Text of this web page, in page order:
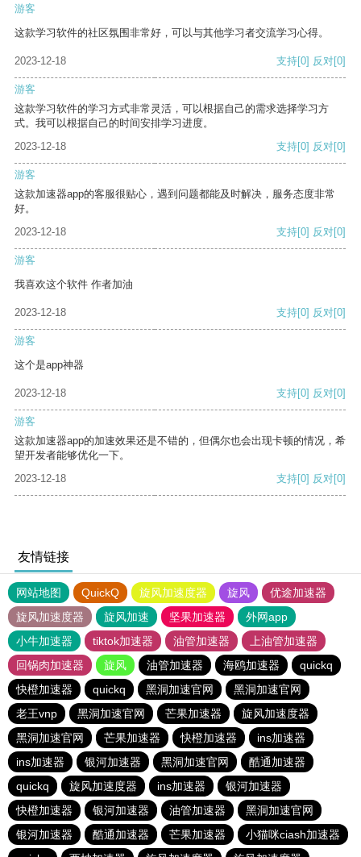
游客
这款学习软件的社区氛围非常好，可以与其他学习者交流学习心得。
2023-12-18 支持[0] 反对[0]
游客
这款学习软件的学习方式非常灵活，可以根据自己的需求选择学习方
式。我可以根据自己的时间安排学习进度。
2023-12-18
支持[0] 反对[0]
游客
这款加速器app的客服很贴心，遇到问题都能及时解决，服务态度非常
好。
2023-12-18
支持[0] 反对[0]
游客
我喜欢这个软件 作者加油
2023-12-18 支持[0] 反对[0]
游客
这个是app神器
2023-12-18 支持[0] 反对[0]
游客
这款加速器app的加速效果还是不错的，但偶尔也会出现卡顿的情况，希
望开发者能够优化一下。
2023-12-18
支持[0] 反对[0]
友情链接
网站地图 QuickQ 旋风加速度器 旋风
优途加速器
旋风加速度器
旋风加速 坚果加速器
外网app
小牛加速器
tiktok加速器 油管加速器
上油管加速器
回锅肉加速器
旋风 油管加速器 海鸥加速器
quickq
快橙加速器
quickq 黑洞加速官网
黑洞加速官网
老王vnp
黑洞加速官网 芒果加速器
旋风加速度器
黑洞加速官网
芒果加速器 快橙加速器
ins加速器
ins加速器
银河加速器 黑洞加速官网
酷通加速器
quickq
旋风加速度器 ins加速器
银河加速器
快橙加速器
银河加速器 油管加速器
黑洞加速官网
银河加速器
酷通加速器 芒果加速器
小猫咪ciash加速器